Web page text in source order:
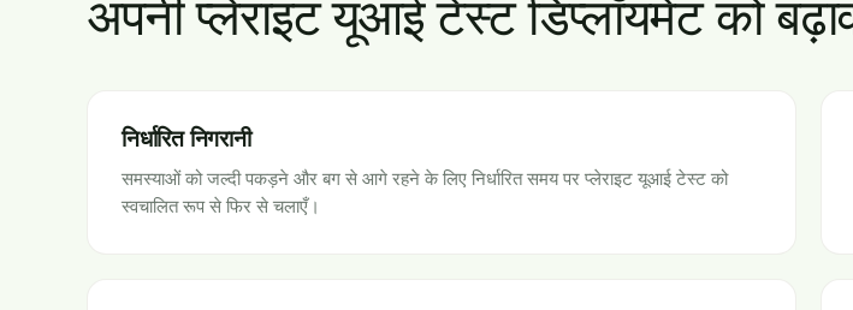
अपनी प्लेराइट यूआई टेस्ट डिप्लॉयमेंट को
निर्धारित निगरानी
समस्याओं को जल्दी पकड़ने और बग से आगे रहने के लिए निर्धारित समय पर प्लेराइट यूआई टेस्ट को
स्वचालित रूप से फिर से चलाएँ।